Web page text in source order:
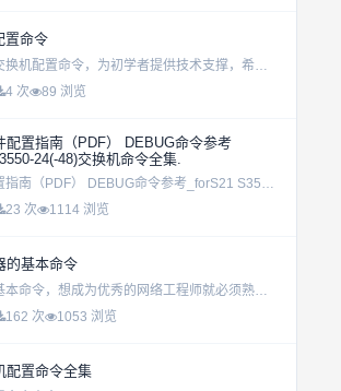
置命令
系统介绍华为交换机配置命令，为初学者提供技术支撑，希望大家能喜欢。...
4 次 89 浏览
配置指南（PDF） DEBUG命令参考
24(-48)交换机命令全集.
交换机软件配置指南（PDF） DEBUG命令参考_forS21 S3550-24(-48)交换机命令全集....
23 次 1114 浏览
的基本命令
配置路由器的基本命令，想成为优秀的网络工程师就必须熟练掌握路由器的配置。...
162 次 1053 浏览
配置命令全集